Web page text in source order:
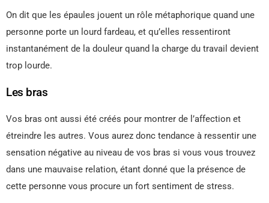
On dit que les épaules jouent un rôle métaphorique quand une
personne porte un lourd fardeau, et qu’elles ressentiront
instantanément de la douleur quand la charge du travail devient
trop lourde.
Les bras
Vos bras ont aussi été créés pour montrer de l’affection et
étreindre les autres. Vous aurez donc tendance à ressentir une
sensation négative au niveau de vos bras si vous vous trouvez
dans une mauvaise relation, étant donné que la présence de
cette personne vous procure un fort sentiment de stress.